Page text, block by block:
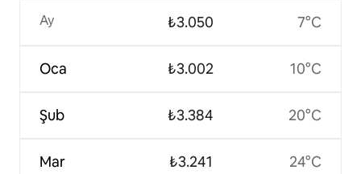
Ay
Oca
Şub
Mar
₺3.050
₺3.002
₺3.384
₺3.241
7°C
10°C
20°C
24°C